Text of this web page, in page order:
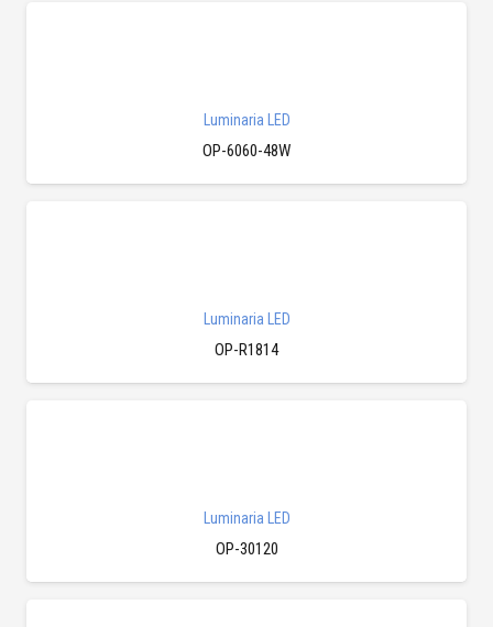
Luminaria LED
OP-6060-48W
Luminaria LED
OP-R1814
Luminaria LED
OP-30120